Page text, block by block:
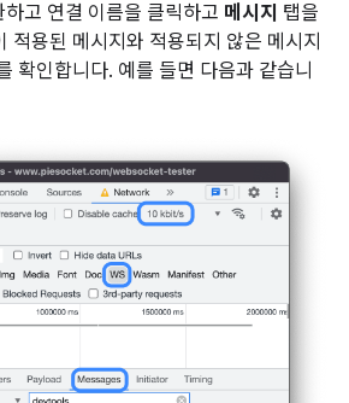
고 연결 이름을 클릭하고 메시지 탭을
적용된 메시지와 적용되지 않은 메시지
확인합니다. 예를 들면 다음과 같습니